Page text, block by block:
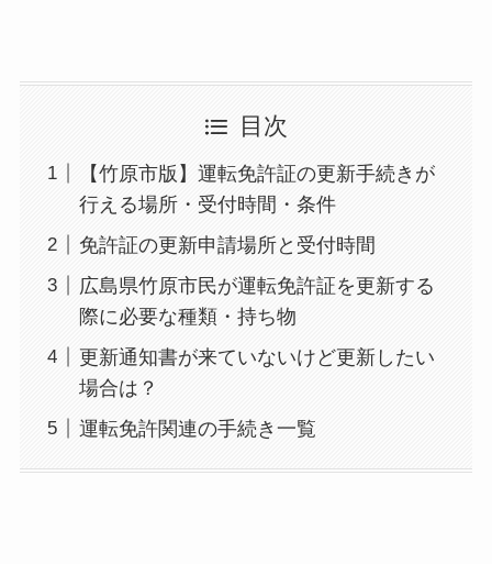
目次
【竹原市版】運転免許証の更新手続きが
行える場所・受付時間・条件
免許証の更新申請場所と受付時間
広島県竹原市民が運転免許証を更新する
際に必要な種類・持ち物
更新通知書が来ていないけど更新したい
場合は？
運転免許関連の手続き一覧